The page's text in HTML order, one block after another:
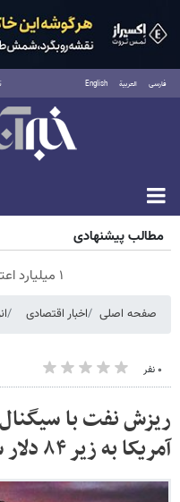
فارسی العربية English
جمعه ۱۶ مرداد ۱۴۰۵
مطالب پیشنهادی
۱ میلیارد اعتبار خرید طلا | بدون ضامن و چک
صفحه اصلی اخبار اقتصادی
۰ نفر
ریزش نفت با
آمریکا به زیر ۸۴ دلار سقوط کرد